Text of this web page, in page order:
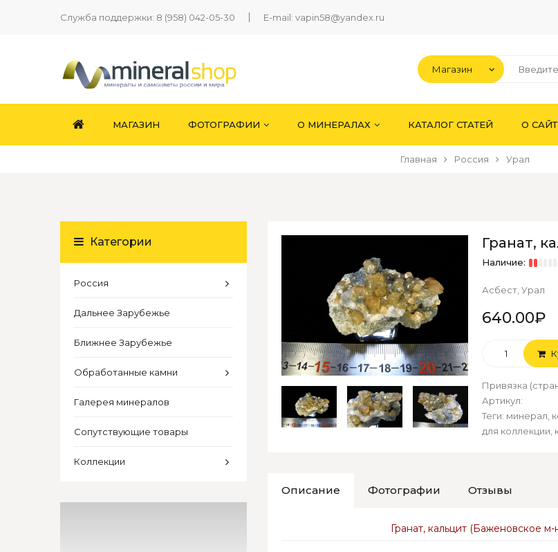
Служба поддержки: 8 (958) 042-05-30 E-mail: vapin58@yandex.ru
МАГАЗИН ФОТОГРАФИИ О МИНЕРАЛАХ КАТАЛОГ СТАТЕЙ О
Главная Россия Урал
Гранат,
Наличие:
Асбест, Урал
640.00₽
Привязка
Артикул:
Теги: минерал
для коллекции
Описание Фотографии Отзывы
Гранат, кальцит (Баженовское
Категории
Россия
Дальнее Зарубежье
Ближнее Зарубежье
Обработанные камни
Галерея минералов
Сопутствующие товары
Коллекции